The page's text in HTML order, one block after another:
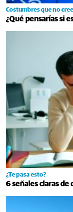
Costumbres que no
¿Qué pensarías si
¿Te pasa esto?
6 señales claras de